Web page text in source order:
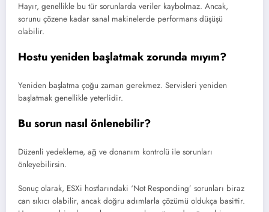
Hayır, genellikle bu tür sorunlarda veriler kaybolmaz. Ancak,
sorunu çözene kadar sanal makinelerde performans düşüşü
olabilir.
Hostu yeniden başlatmak zorunda mıyım?
Yeniden başlatma çoğu zaman gerekmez. Servisleri yeniden
başlatmak genellikle yeterlidir.
Bu sorun nasıl önlenebilir?
Düzenli yedekleme, ağ ve donanım kontrolü ile sorunları
önleyebilirsin.
Sonuç olarak, ESXi hostlarındaki ‘Not Responding’ sorunları biraz
can sıkıcı olabilir, ancak doğru adımlarla çözümü oldukça basittir.